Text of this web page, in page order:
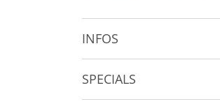
INFOS
SPECIALS